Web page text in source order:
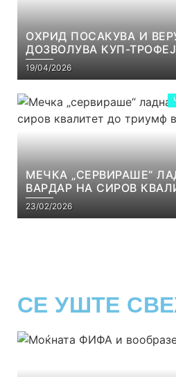
ОХРИД ПОСАКУВА И
ДОЗВОЛУВА КУП-
ОД СКОПЈЕ
19/04/2026
МЕЧКА „СЕРВИРАШЕ“
ВАРДАР НА СИРОВ
ВО АВТОКОМАНДА
23/02/2026
СЕ УШТЕ